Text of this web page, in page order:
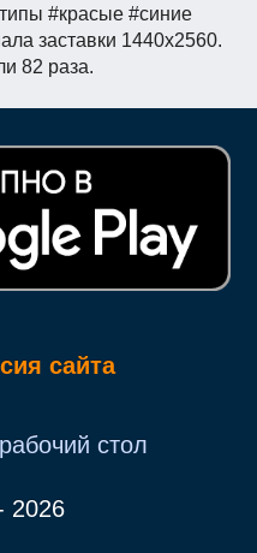
#красые #синие
заставки 1440x2560.
82 раза.
сайта
стол
2026